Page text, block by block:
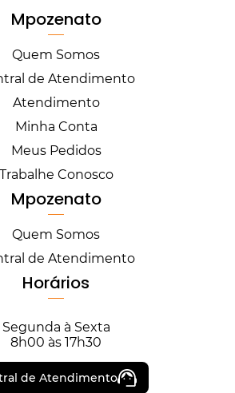
Mpozenato
Quem Somos
de Atendimento
Atendimento
Minha Conta
Meus Pedidos
Trabalhe Conosco
Mpozenato
Quem Somos
de Atendimento
Horários
Segunda à Sexta
8h00 às 17h30
de Atendimento